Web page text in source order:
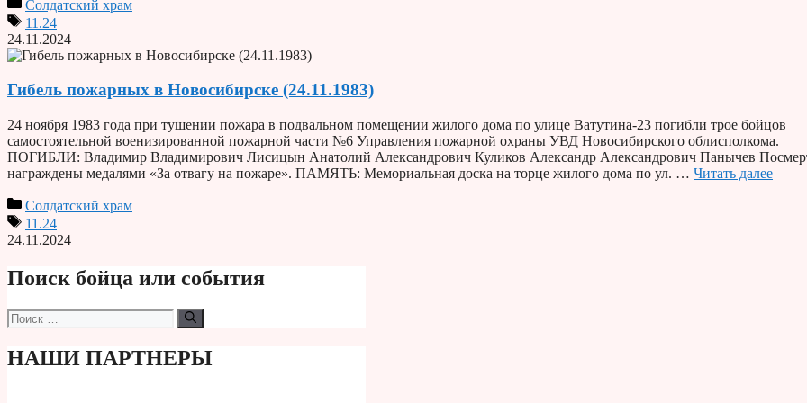
Солдатский храм
11.24
24.11.2024
Гибель пожарных в Новосибирске (24.11.1983)
24 ноября 1983 года при тушении пожара в подвальном помещении жилого дома по улице Ватутина-23 погибли трое бойцов
самостоятельной военизированной пожарной части №6 Управления пожарной охраны УВД Новосибирского облисполкома.
ПОГИБЛИ: Владимир Владимирович Лисицын Анатолий Александрович Куликов Александр Александрович Панычев
награждены медалями «За отвагу на пожаре». ПАМЯТЬ: Мемориальная доска на торце жилого дома по ул. … Читать далее
Солдатский храм
11.24
24.11.2024
Поиск бойца или события
Поиск:
НАШИ ПАРТНЕРЫ